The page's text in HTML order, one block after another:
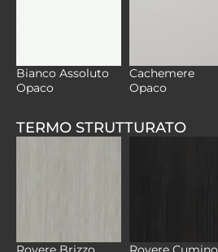
Bianco Assoluto
Opaco
Cachemere
Opaco
TERMO STRUTTURATO